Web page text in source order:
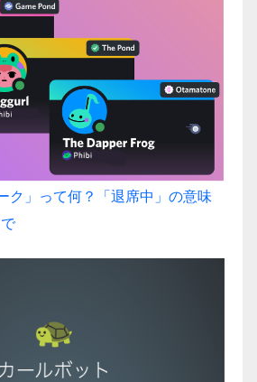
ク」って何？「退席中」の意味